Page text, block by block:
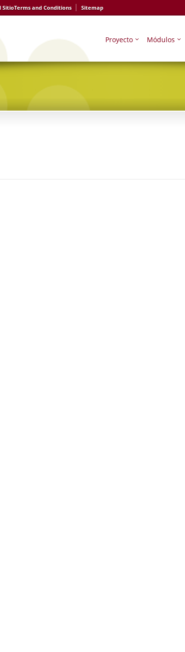
SitioTerms and Conditions Sitemap
Proyecto Módulos